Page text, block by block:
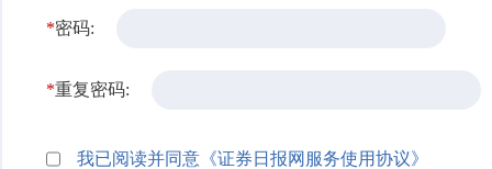
*密码:
*重复密码:
我已阅读并同意《证券日报网服务使用协议》